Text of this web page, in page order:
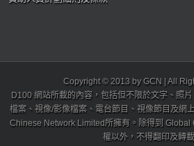
Copyright © 2013 by GCN | All
D100 網站所載的內容，包括但不限於文字、照
檔案、視像/影像檔案、電台節目、視像節目及網
Chinese Network Limited所擁有。除得到
權以外，不得翻印及轉載